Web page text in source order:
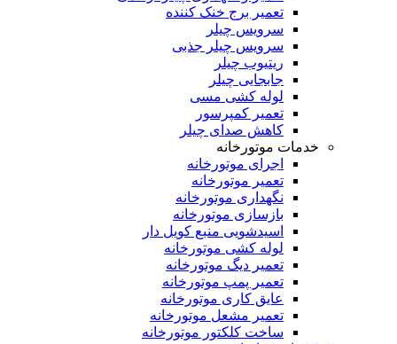
تعمیر برج خنک کننده
سرویس چیلر
سرویس چیلر جذبی
ریتیوب چیلر
جابجایی چیلر
لوله کشی مسی
تعمیر کمپرسور
کاهش صدای چیلر
خدمات موتورخانه
اجرای موتورخانه
تعمیر موتورخانه
نگهداری موتورخانه
بازسازی موتورخانه
اسیدشویی منبع کویل دار
لوله کشی موتورخانه
تعمیر دیگ موتورخانه
تعمیر پمپ موتورخانه
عایق کاری موتورخانه
تعمیر مشعل موتورخانه
ساخت کلکتور موتورخانه